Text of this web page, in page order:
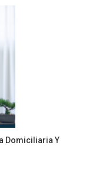
Domiciliaria Y